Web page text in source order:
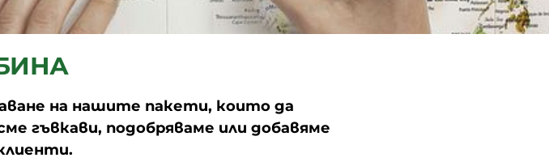
на нашите пакети, които да
гъвкави, подобряваме или добавяме